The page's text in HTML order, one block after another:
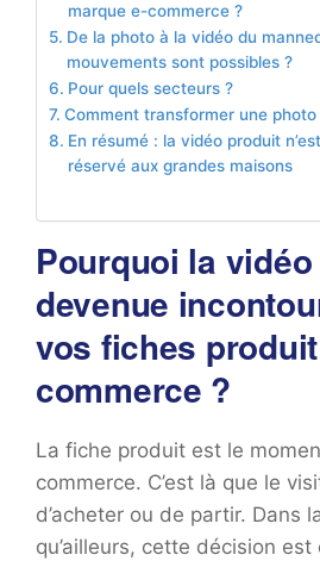
marque e-commerce ?
De la photo à la vidéo du
mouvements sont possibles ?
Pour quels secteurs ?
Comment transformer une
En résumé : la vidéo produit
réservé aux grandes maisons
Pourquoi la
devenue
vos fiches
commerce ?
La fiche produit est le
commerce. C’est là que le
d’acheter ou de partir. Dans
qu’ailleurs, cette décision